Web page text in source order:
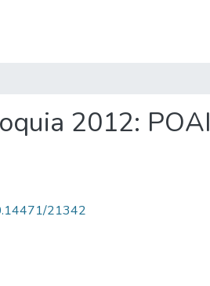
2012: POAI
21342